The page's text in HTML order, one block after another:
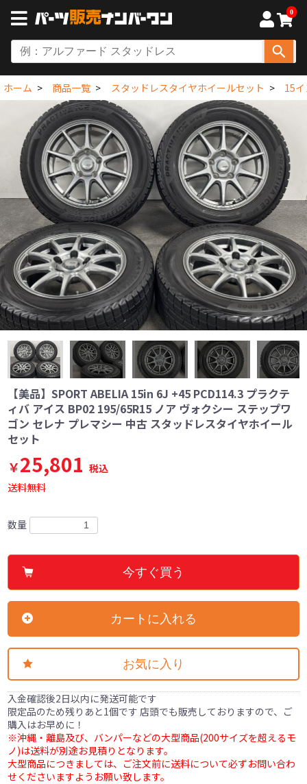
0
ホーム 商品一覧 スタッドレスタイヤホイールセット 15
【美品】SPORT ABELIA 15in 6J +45 PCD114.3 プラクテ
ィバ アイス BP02 195/65R15 ノア ヴォクシー ステップワ
ゴン セレナ プレマシー 中古 スタッドレスタイヤホイール
セット
￥25,801 税込
送料無料
数量
今すぐ買う
カートに入れる
お気に入り
入金確認後2日以内に発送可能です
限定品のため残りあと1個です 店頭でも販売しておりますので、ご
購入はお早めに！
※沖縄・離島及び、バンパーなどの大型商品(200サイズを超えるモ
ノ)は送料が別途お見積りとなります。
大型商品につきましては、ご注文前に送料について必ずお問い合わ
せくださいますようお願い致します。